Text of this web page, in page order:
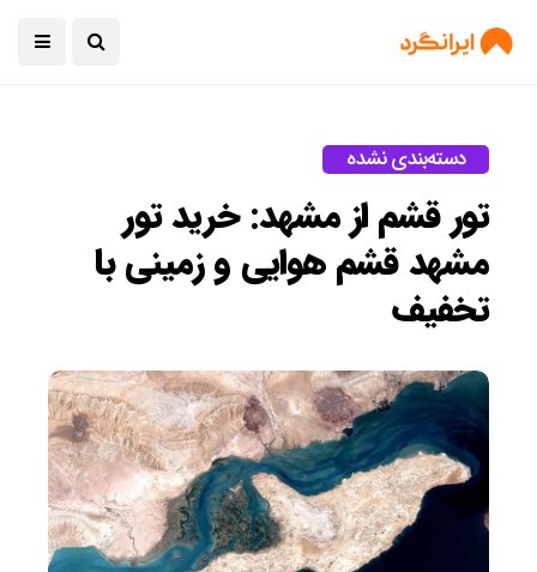
دسته‌بندی نشده
تور قشم از مشهد: خرید تور
مشهد قشم هوایی و زمینی با
تخفیف